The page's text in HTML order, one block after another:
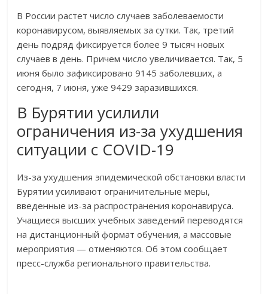
В России растет число случаев заболеваемости
коронавирусом, выявляемых за сутки. Так, третий
день подряд фиксируется более 9 тысяч новых
случаев в день. Причем число увеличивается. Так, 5
июня было зафиксировано 9145 заболевших, а
сегодня, 7 июня, уже 9429 заразившихся.
В Бурятии усилили
ограничения из-за ухудшения
ситуации с COVID-19
Из-за ухудшения эпидемической обстановки власти
Бурятии усиливают ограничительные меры,
введенные из-за распространения коронавируса.
Учащиеся высших учебных заведений переводятся
на дистанционный формат обучения, а массовые
мероприятия — отменяются. Об этом сообщает
пресс-служба регионального правительства.